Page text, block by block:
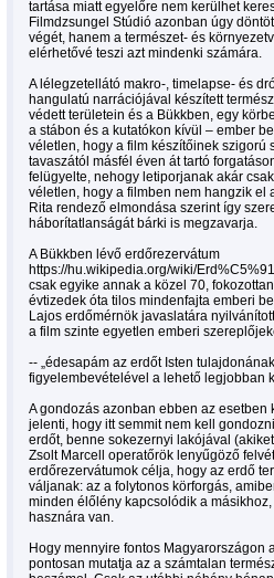
tartása miatt egyelőre nem kerülhet
Filmdzsungel Stúdió azonban úgy
végét, hanem a természet- és
elérhetővé teszi azt mindenki számára.
A lélegzetellátó makro-, timelapse- és
hangulatú narrációjával készített
védett területein és a Bükkben, egy
a stábon és a kutatókon kívül – ember
véletlen, hogy a film készítőinek szigorú
tavaszától másfél éven át tartó
felügyelte, nehogy letiporjanak akár
véletlen, hogy a filmben nem hangzik el
Rita rendező elmondása szerint így
háborítatlanságát bárki is megzavarja.
A Bükkben lévő erdőrezervátum
https://hu.wikipedia.org/wiki/
csak egyike annak a közel 70,
évtizedek óta tilos mindenfajta emberi
Lajos erdőmérnök javaslatára
a film szinte egyetlen emberi
-- „édesapám az erdőt Isten
figyelembevételével a lehető legjobban
A gondozás azonban ebben az
jelenti, hogy itt semmit nem kell
erdőt, benne sokezernyi lakójával
Zsolt Marcell operatőrök lenyűgöző
erdőrezervátumok célja, hogy az erdő
váljanak: az a folytonos körforgás,
minden élőlény kapcsolódik a
hasznára van.
Hogy mennyire fontos Magyarországon
pontosan mutatja az a számtalan